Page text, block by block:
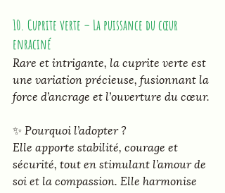
10. Cuprite verte – La puissance du cœur
enraciné
Rare et intrigante, la cuprite verte est
une variation précieuse, fusionnant la
force d’ancrage et l’ouverture du cœur.
✨ Pourquoi l’adopter ?
Elle apporte stabilité, courage et
sécurité, tout en stimulant l’amour de
soi et la compassion. Elle harmonise